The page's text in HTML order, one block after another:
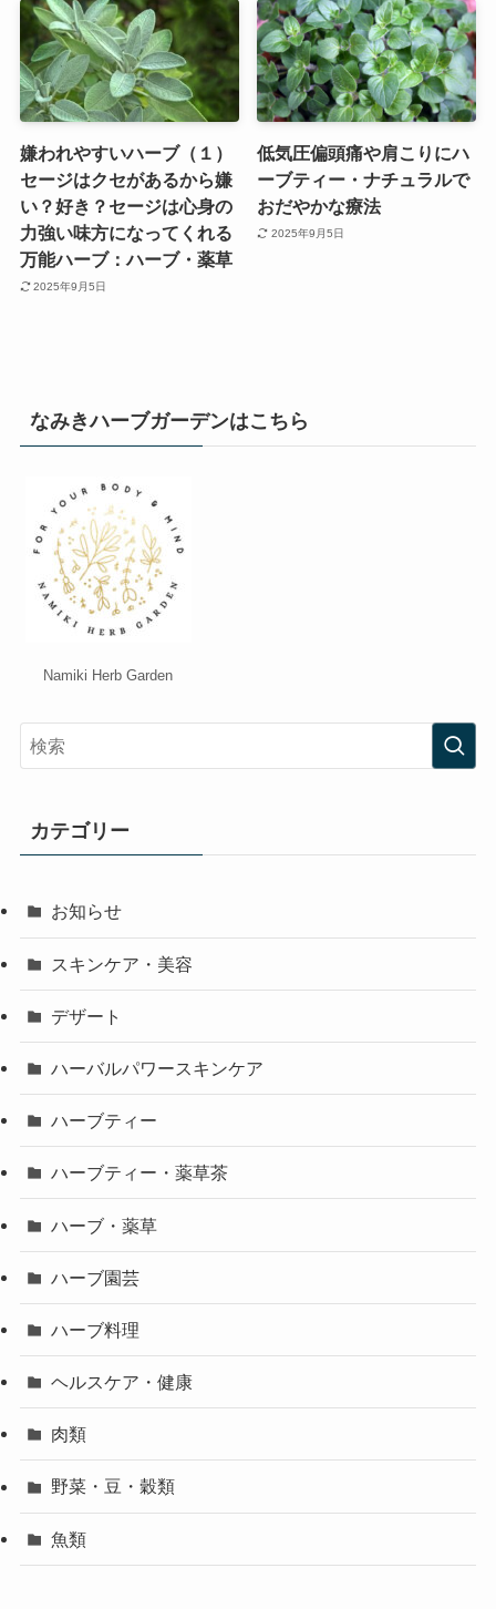
嫌われやすいハーブ（１）
セージはクセがあるから嫌
い？好き？セージは心身の
力強い味方になってくれる
万能ハーブ：ハーブ・薬草
2025年9月5日
低気圧偏頭痛や肩こりにハ
ーブティー・ナチュラルで
おだやかな療法
2025年9月5日
なみきハーブガーデンはこちら
Namiki Herb Garden
カテゴリー
お知らせ
スキンケア・美容
デザート
ハーバルパワースキンケア
ハーブティー
ハーブティー・薬草茶
ハーブ・薬草
ハーブ園芸
ハーブ料理
ヘルスケア・健康
肉類
野菜・豆・穀類
魚類